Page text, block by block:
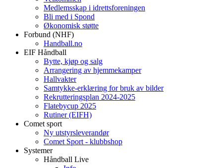
Medlemsskap i idrettsforeningen
Bli med i Spond
Økonomisk støtte
Forbund (NHF)
Handball.no
EIF Håndball
Bytte, kjøp og salg
Arrangering av hjemmekamper
Hallvakter
Samtykke-erklæring for bruk av bilder
Rekrutteringsplan 2024-2025
Flatebycup 2025
Rutiner (EIFH)
Comet sport
Ny utstyrsleverandør
Comet Sport - klubbshop
Systemer
Håndball Live